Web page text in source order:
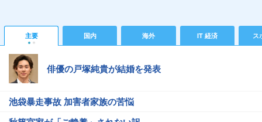
主要 国内 海外 IT 経済 ス
俳優の戸塚純貴が結婚を発表
池袋暴走事故 加害者家族の苦悩